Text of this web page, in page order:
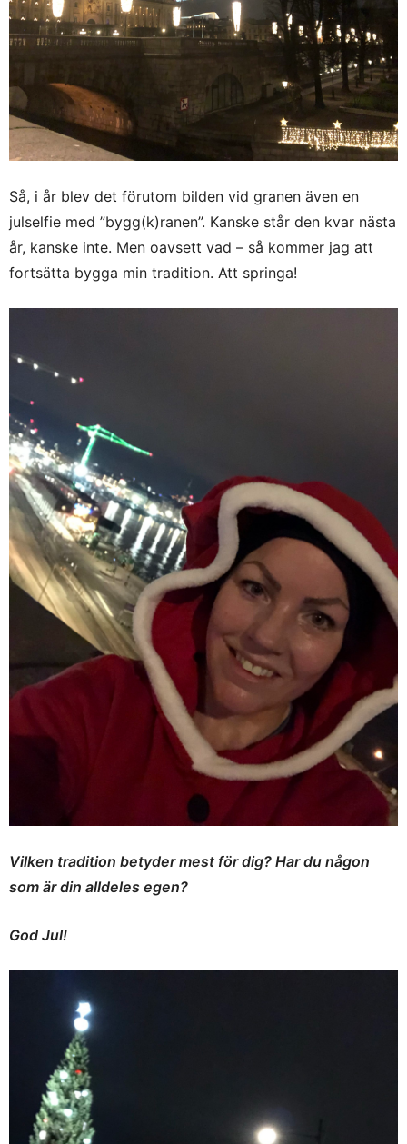
Så, i år blev det förutom bilden vid granen även en
julselfie med ”bygg(k)ranen”. Kanske står den kvar nästa
år, kanske inte. Men oavsett vad – så kommer jag att
fortsätta bygga min tradition. Att springa!
Vilken tradition betyder mest för dig? Har du någon
som är din alldeles egen?
God Jul!